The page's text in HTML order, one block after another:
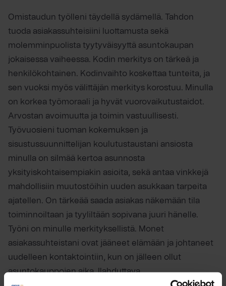
Omistaudun työlleni täydellä sydämellä. Tahdon
tuoda asiakassuhteisiini luottamusta sekä
molemminpuolista tyytyväisyyttä asuntokaupan
jokaisessa vaiheessa. Kodin merkitys on tärkeä ja
henkilökohtainen. Kodinvaihto koskettaa tunteita, ja
sen vuoksi myös välittäjän merkitys korostuu. Minulla
on korkea työmoraali ja hyvät vuorovaikutustaidot.
Arvostan avoimuutta ja toimin vastuullisesti.
Työvuosieni tuoman kokemuksen ja
sisustussuunnittelijan koulutustaustani ansiosta
minulla on silmää kertoa asunnosta
yksityiskohtaisempiakin asioita, sekä antaa vinkkejä
mahdollisiin muutostöihin uuden asukkaan tarpeita
ajatellen. On tärkeää saada asiakas näkemään tila
toiminnoiltaan ja tyyliltään sopivana juuri hänelle.
Työni on minulle merkityksellistä. Monet
asiakassuhteistani ovat jääneet elämään ja johtaneet
uudelleen kontaktointiin, kun on jälleen ollut
asuntokauppojen aika. Ilahduttava